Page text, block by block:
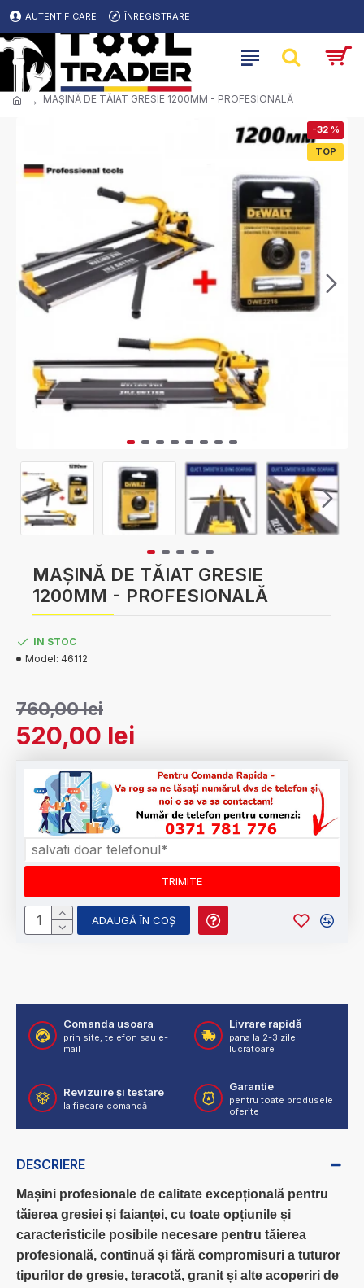
AUTENTIFICARE ÎNREGISTRARE
MAȘINĂ DE TĂIAT GRESIE 1200MM - PROFESIONALĂ
TOP
-32 %
MAȘINĂ DE TĂIAT GRESIE
1200MM - PROFESIONALĂ
760,00 lei
520,00 lei
IN STOC
Model: 46112
ADAUGĂ ÎN COŞ
Comanda usoara
prin site, telefon sau e-
mail
Livrare rapidă
pana la 2-3 zile
lucratoare
Revizuire și testare
la fiecare comandă
Garantie
pentru toate produsele
oferite
DESCRIERE
Mașini profesionale de calitate excepțională pentru
tăierea gresiei și faianței, cu toate opțiunile și
caracteristicile posibile necesare pentru tăierea
profesională, continuă și fără compromisuri a tuturor
tipurilor de gresie, teracotă, granit și alte acoperiri de